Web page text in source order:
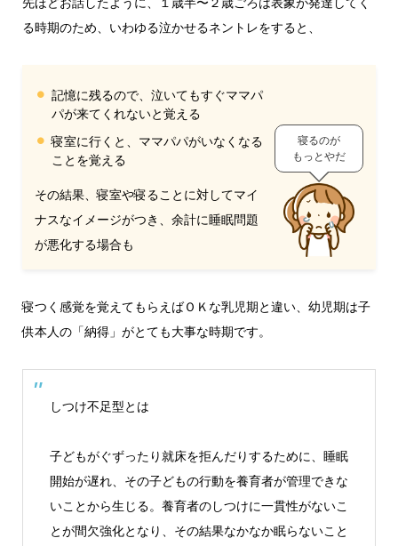
る時期のため、いわゆる泣かせるネントレをすると、
記憶に残るので、泣いてもすぐママパ
パが来てくれないと覚える
寝室に行くと、ママパパがいなくなる
ことを覚える
その結果、寝室や寝ることに対してマイ
ナスなイメージがつき、余計に睡眠問題
が悪化する場合も
寝るのが
もっとやだ
寝つく感覚を覚えてもらえばＯＫな乳児期と違い、幼児期は子
供本人の「納得」がとても大事な時期です。
しつけ不足型とは
子どもがぐずったり就床を拒んだりするために、睡眠
開始が遅れ、その子どもの行動を養育者が管理できな
いことから生じる。 養育者のしつけに一貫性がないこ
とが間欠強化となり、その結果なかなか眠らないこと